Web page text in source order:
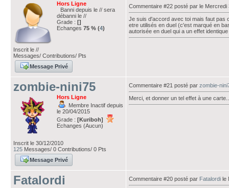
Hors Ligne
Banni depuis le // sera
débanni le //
Grade : []
Echanges 75 % (4)
Inscrit le //
Messages/ Contributions/ Pts
Message Privé
Commentaire #22 posté par le Mercredi
Je suis d'accord avec toi mais faut pas
etre utilisés en duel (c'est marqué en
autorisée en duel qui a un effet
zombie-nini75
Hors Ligne
Membre Inactif depuis
le 20/04/2015
Grade : [Kuriboh]
Echanges (Aucun)
Inscrit le 30/12/2010
125 Messages/ 0 Contributions/ 0 Pts
Message Privé
Commentaire #21 posté par zombie-
Merci, et donner un tel effet à une
Fatalordi Commentaire #20 posté par Fatalordi le